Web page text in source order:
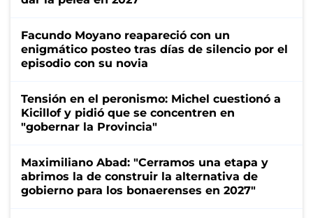
Facundo Moyano reapareció con un
enigmático posteo tras días de silencio por el
episodio con su novia
Tensión en el peronismo: Michel cuestionó a
Kicillof y pidió que se concentren en
"gobernar la Provincia"
Maximiliano Abad: "Cerramos una etapa y
abrimos la de construir la alternativa de
gobierno para los bonaerenses en 2027"